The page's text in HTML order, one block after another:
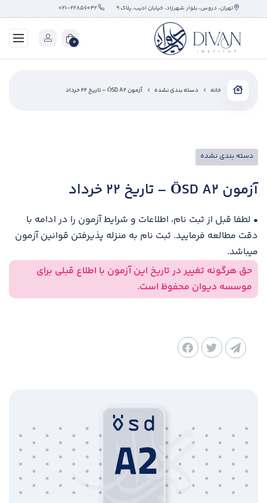
تهران، دروس، بلوار شهرزاد، خیابان ادیب، پلاک ۹
0
خانه دسته بندی نشده آزمون ÖSD A2 – تاریخ ۲۲ خرداد
دسته بندی نشده
آزمون ÖSD A2 – تاریخ ۲۲ خرداد
• لطفا قبل از ثبت نام، اطلاعات و شرایط آزمون را در ادامه با
دقت مطالعه فرمایید. ثبت نام به منزله پذیرفتن قوانین آزمون
میباشد.
حق هرگونه تغییر در تاریخ این آزمون با اطلاع قبلی برای
موسسه دیوان محفوظ است.